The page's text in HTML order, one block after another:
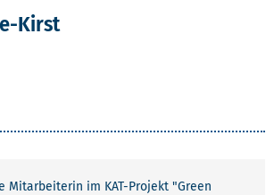
Kirst
Mitarbeiterin im KAT-Projekt "Green